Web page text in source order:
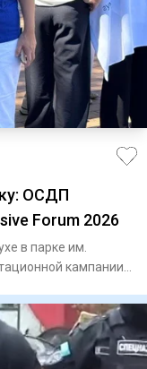
ОСДП
Forum 2026
в парке им.
кампании